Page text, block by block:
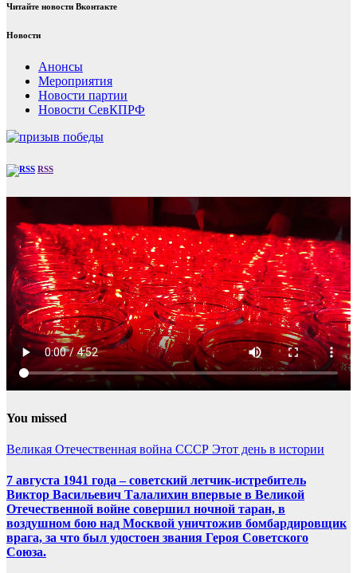
Читайте новости Вконтакте
Новости
Анонсы
Мероприятия
Новости партии
Новости СевКПРФ
RSS
You missed
Великая Отечественная война СССР Этот день в истории
7 августа 1941 года – советский летчик-истребитель
Виктор Васильевич Талалихин впервые в Великой
Отечественной войне совершил ночной таран, в
воздушном бою над Москвой уничтожив бомбардировщик
врага, за что был удостоен звания Героя Советского
Союза.